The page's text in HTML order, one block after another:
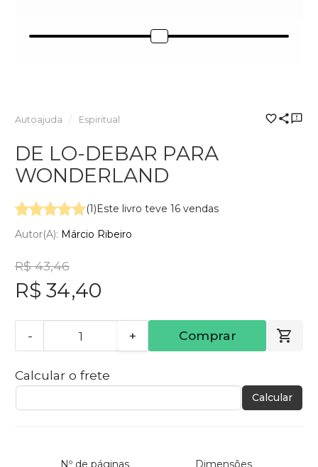
Autoajuda Espiritual
DE LO-DEBAR PARA
WONDERLAND
(1)Este livro teve 16 vendas
Autor(a): Márcio Ribeiro
R$ 43,46
R$ 34,40
- + Comprar
Calcular o frete
Calcular
Nº de páginas Dimensões